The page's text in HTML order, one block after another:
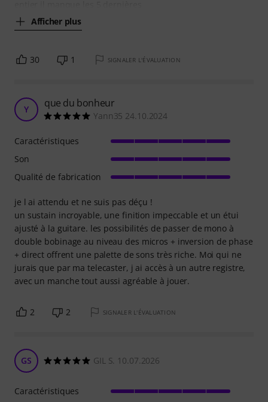
Afficher plus
30 1 SIGNALER L'ÉVALUATION
Y que du bonheur
Yann35 24.10.2024
je l ai attendu et ne suis pas déçu !
un sustain incroyable, une finition impeccable et un étui
ajusté à la guitare. les possibilités de passer de mono à
double bobinage au niveau des micros + inversion de phase
+ direct offrent une palette de sons très riche. Moi qui ne
jurais que par ma telecaster, j ai accès à un autre registre,
avec un manche tout aussi agréable à jouer.
Caractéristiques
Son
Qualité de fabrication
2 2 SIGNALER L'ÉVALUATION
GS GIL S. 10.07.2026
Caractéristiques